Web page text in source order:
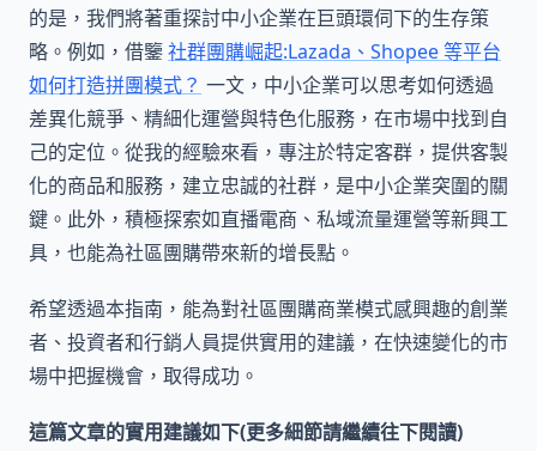
的是，我們將著重探討中小企業在巨頭環伺下的生存策
略。例如，借鑒社群團購崛起:Lazada、Shopee 等平台
如何打造拼團模式？ 一文，中小企業可以思考如何透過
差異化競爭、精細化運營與特色化服務，在市場中找到自
己的定位。從我的經驗來看，專注於特定客群，提供客製
化的商品和服務，建立忠誠的社群，是中小企業突圍的關
鍵。此外，積極探索如直播電商、私域流量運營等新興工
具，也能為社區團購帶來新的增長點。
希望透過本指南，能為對社區團購商業模式感興趣的創業
者、投資者和行銷人員提供實用的建議，在快速變化的市
場中把握機會，取得成功。
這篇文章的實用建議如下(更多細節請繼續往下閱讀)